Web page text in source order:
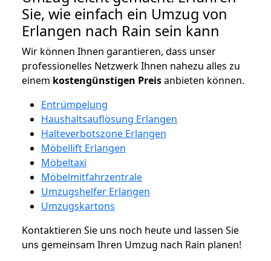
Sie, wie einfach ein Umzug von
Erlangen nach Rain sein kann
Wir können Ihnen garantieren, dass unser
professionelles Netzwerk Ihnen nahezu alles zu
einem kostengünstigen Preisanbieten können.
Entrümpelung
Haushaltsauflösung Erlangen
Halteverbotszone Erlangen
Möbellift Erlangen
Möbeltaxi
Möbelmitfahrzentrale
Umzugshelfer Erlangen
Umzugskartons
Kontaktieren Sie uns noch heute und lassen Sie
uns gemeinsam Ihren Umzug nach Rain planen!